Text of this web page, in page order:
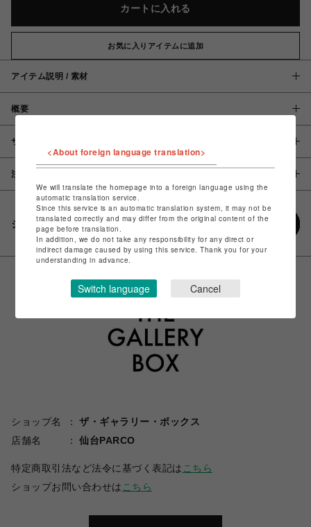
カートに入れる
お気に入りアイテムに追加
アイテム説明 / 素材
概要
サイズ
注意事項
シェアする
ショップ名
ザ・ギャラリー・ボックス
店舗名
仙台PARCO
特定商取引法など法令に基づく表記は こちら
ショップお問い合わせは こちら
<About foreign language translation>
We will translate the homepage into a foreign language using the
automatic translation service.
Since this service is an automatic translation system, it may not be
translated correctly and may differ from the original content of the
page before translation.
In addition, we do not take any responsibility for any direct or
indirect damage caused by using this service. Thank you for your
understanding in advance.
Switch language Cancel